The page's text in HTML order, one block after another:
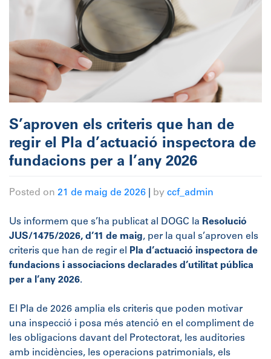
S’aproven els criteris que han de
regir el Pla d’actuació inspectora de
fundacions per a l’any 2026
Posted on 21 de maig de 2026 by ccf_admin
Us informem que s’ha publicat al DOGC la Resolució
JUS/1475/2026, d’11 de maig, per la qual s’aproven els
criteris que han de regir el
Pla d’actuació inspectora de
fundacions i associacions declarades d’utilitat pública
per a l’any 2026.
El Pla de 2026 amplia els criteris que poden motivar
una inspecció i posa més atenció en el compliment de
les obligacions davant del Protectorat, les auditories
amb incidències, les operacions patrimonials, els